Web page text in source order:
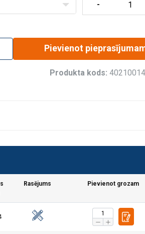
Pievienot
Produkta kods:
Rasējums Pievienot grozam